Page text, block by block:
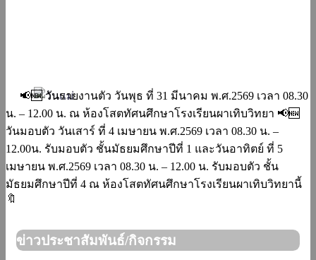
📢🆕 วันรายงานตัว วันพุธ ที่ 31 มีนาคม พ.ศ.2569 เวลา 08.30
น. – 12.00 น. ณ ห้องโสตทัศนศึกษาโรงเรียนผาเทิบวิทยา 📢🆕
วันมอบตัว วันเสาร์ ที่ 4 เมษายน พ.ศ.2569 เวลา 08.30 น. –
12.00น. รับมอบตัว ชั้นมัธยมศึกษาปีที่ 1 และวันอาทิตย์ ที่ 5
เมษายน พ.ศ.2569 เวลา 08.30 น. – 12.00 น. รับมอบตัว ชั้น
มัธยมศึกษาปีที่ 4 ณ ห้องโสตทัศนศึกษาโรงเรียนผาเทิบวิทยานี้
🔖
ข่าวประชาสัมพันธ์/กิจกรรม